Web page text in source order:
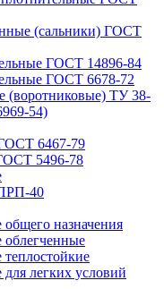
(сальники) ГОСТ
ГОСТ 14896-84
ГОСТ 6678-72
(воротниковые) ТУ 38-
54)
6467-79
5496-78
40
назначения
легких условий